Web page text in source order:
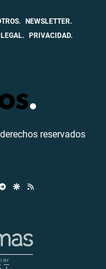
NEWSLETTER.
PRIVACIDAD.
reservados
TelegramGoogle Discover